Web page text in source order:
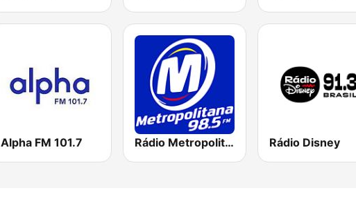
Alpha FM 101.7 Rádio Metropolitana 98.5 FM Rádio Disney